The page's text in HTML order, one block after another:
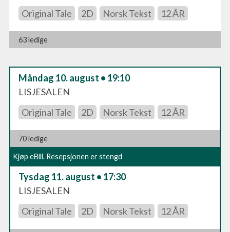
Original Tale
2D Norsk Tekst 12 ÅR
63 ledige
Måndag 10. august • 19:10
LISJESALEN
Original Tale
2D Norsk Tekst 12 ÅR
70 ledige
Kjøp eBill. Resepsjonen er stengd
Tysdag 11. august • 17:30
LISJESALEN
Original Tale
2D Norsk Tekst 12 ÅR